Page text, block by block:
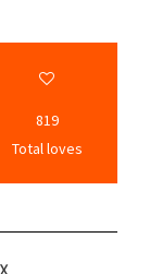
819
Total loves